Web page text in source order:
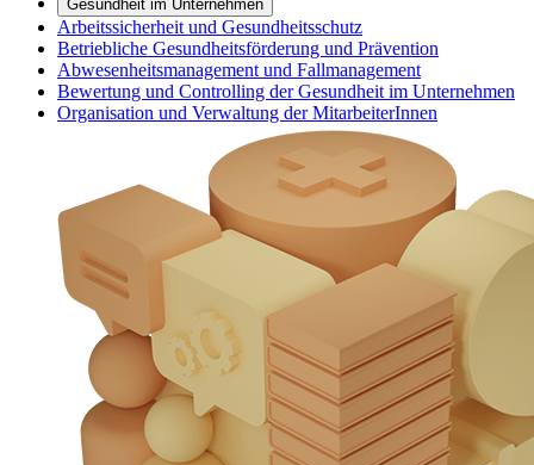
Gesundheit im Unternehmen
Arbeitssicherheit und Gesundheitsschutz
Betriebliche Gesundheitsförderung und Prävention
Abwesenheitsmanagement und Fallmanagement
Bewertung und Controlling der Gesundheit im Unternehmen
Organisation und Verwaltung der MitarbeiterInnen